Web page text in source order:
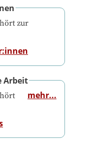
zur
Arbeit
mehr...